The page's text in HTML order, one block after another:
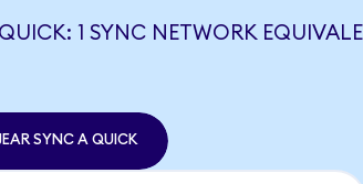
1 SYNC NETWORK
SYNC A QUICK